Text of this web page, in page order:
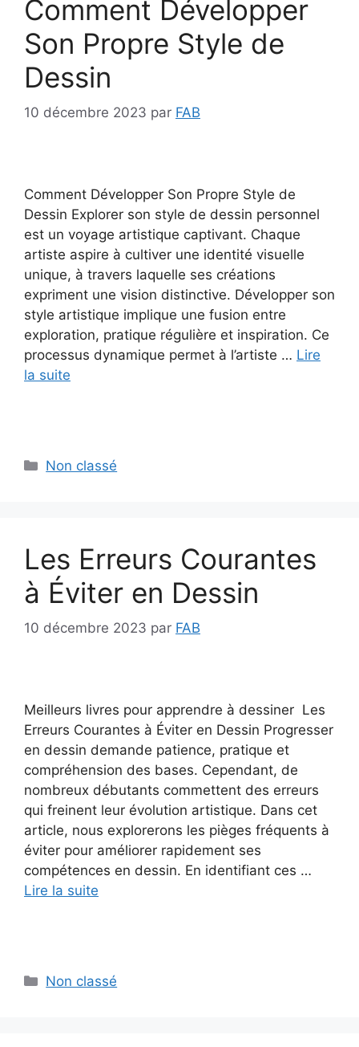
Comment Développer
Son Propre Style de
Dessin
10 décembre 2023 par FAB
Comment Développer Son Propre Style de
Dessin Explorer son style de dessin personnel
est un voyage artistique captivant. Chaque
artiste aspire à cultiver une identité visuelle
unique, à travers laquelle ses créations
expriment une vision distinctive. Développer son
style artistique implique une fusion entre
exploration, pratique régulière et inspiration. Ce
processus dynamique permet à l’artiste … Lire
la suite
Catégories
Non classé
Les Erreurs Courantes
à Éviter en Dessin
10 décembre 2023 par FAB
Meilleurs livres pour apprendre à dessiner Les
Erreurs Courantes à Éviter en Dessin Progresser
en dessin demande patience, pratique et
compréhension des bases. Cependant, de
nombreux débutants commettent des erreurs
qui freinent leur évolution artistique. Dans cet
article, nous explorerons les pièges fréquents à
éviter pour améliorer rapidement ses
compétences en dessin. En identifiant ces …
Lire la suite
Catégories
Non classé